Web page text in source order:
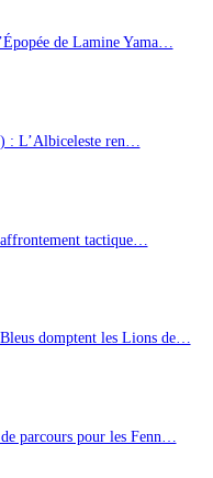
de Lamine Yama…
: L’Albiceleste ren…
tactique…
domptent les Lions de…
parcours pour les Fenn…